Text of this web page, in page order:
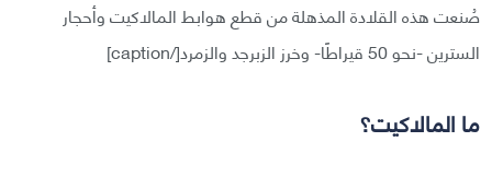
صُنعت هذه القلادة المذهلة من قطع هوابط المالاكيت وأحجار
السترين -نحو 50 قيراطًا- وخرز الزبرجد والزمرد[/caption]
ما المالاكيت؟